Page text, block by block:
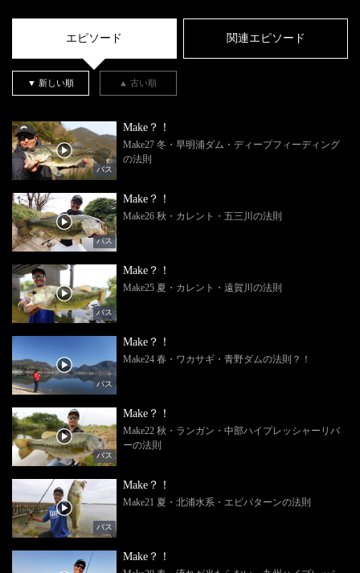
エピソード 関連エピソード
▼ 新しい順 ▲ 古い順
バス
Make？！
Make27 冬・早明浦ダム・ディープフィーディング
の法則
バス
Make？！
Make26 秋・カレント・五三川の法則
バス
Make？！
Make25 夏・カレント・遠賀川の法則
バス
Make？！
Make24 春・ワカサギ・青野ダムの法則？！
バス
Make？！
Make22 秋・ランガン・中部ハイプレッシャーリバ
ーの法則
バス
Make？！
Make21 夏・北浦水系・エビパターンの法則
Make？！